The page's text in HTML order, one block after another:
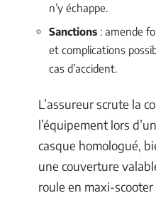
n’y échappe.
Sanctions : amende
et complications
cas d’accident.
L’assureur scrute la
l’équipement lors
casque homologué,
une couverture
roule en maxi-